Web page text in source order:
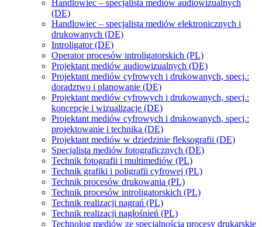
Handlowiec – specjalista mediów audiowizualnych
(DE)
Handlowiec – specjalista mediów elektronicznych i
drukowanych (DE)
Introligator (DE)
Operator procesów introligatorskich (PL)
Projektant mediów audiowizualnych (DE)
Projektant mediów cyfrowych i drukowanych, specj.:
doradztwo i planowanie (DE)
Projektant mediów cyfrowych i drukowanych, specj.:
koncepcje i wizualizacje (DE)
Projektant mediów cyfrowych i drukowanych, specj.:
projektowanie i technika (DE)
Projektant mediów w dziedzinie fleksografii (DE)
Specjalista mediów fotograficznych (DE)
Technik fotografii i multimediów (PL)
Technik grafiki i poligrafii cyfrowej (PL)
Technik procesów drukowania (PL)
Technik procesów introligatorskich (PL)
Technik realizacji nagrań (PL)
Technik realizacji nagłośnień (PL)
Technolog mediów ze specjalnością procesy drukarskie